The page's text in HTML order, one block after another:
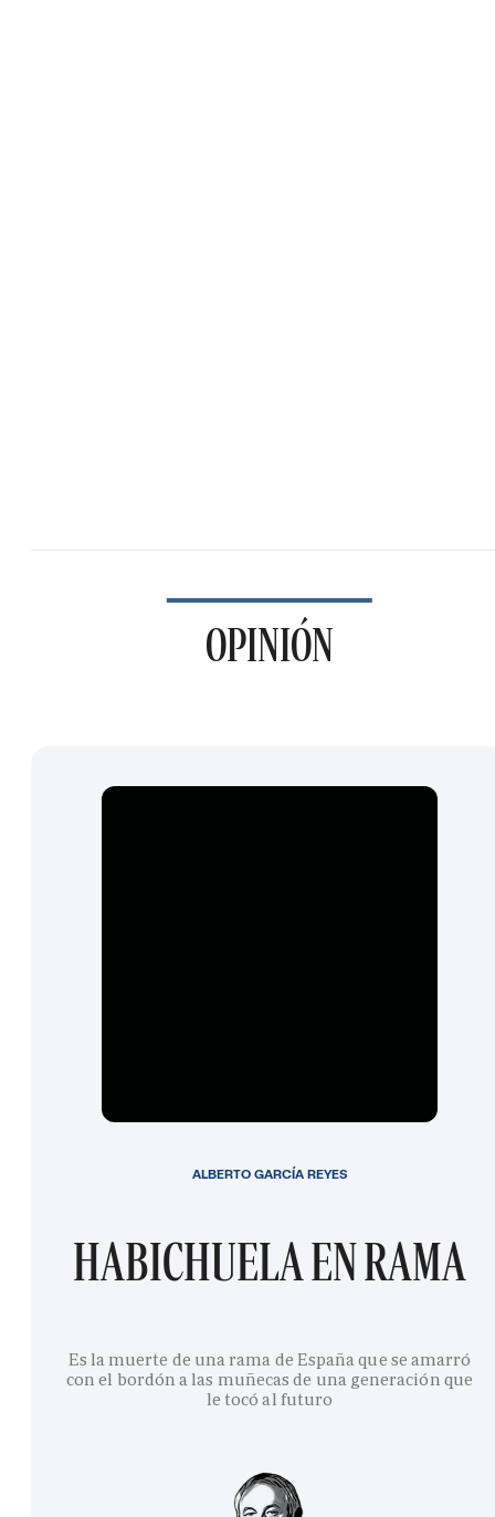
OPINIÓN
HABICHUELA EN RAMA
Es la muerte de una rama de España que se amarró
con el bordón a las muñecas de una generación que
le tocó al futuro
ALBERTO GARCÍA REYES